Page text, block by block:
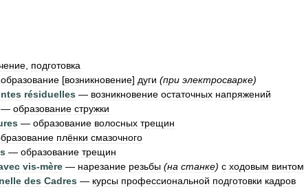
подготовка
образование [возникновение] дуги (при электросварке)
résiduelles — возникновение остаточных напряжений
— образование стружки
— образование волосных трещин
плёнки смазочного
— образование трещин
vis-mère — нарезание резьбы (на станке) с ходовым винтом
des Cadres — курсы профессиональной подготовки кадров